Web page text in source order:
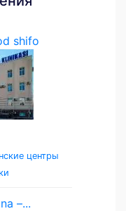
shifo
центры
–...